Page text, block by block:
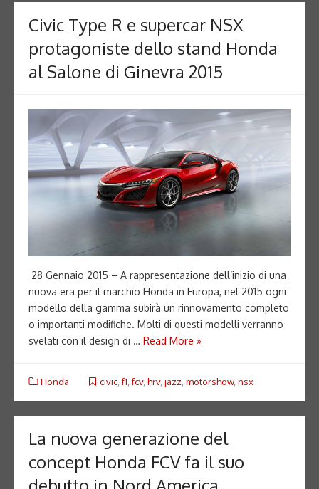
Civic Type R e supercar NSX
protagoniste dello stand Honda
al Salone di Ginevra 2015
28 Gennaio 2015 – A rappresentazione dell’inizio di una
nuova era per il marchio Honda in Europa, nel 2015 ogni
modello della gamma subirà un rinnovamento completo
o importanti modifiche. Molti di questi modelli verranno
svelati con il design di … Read More »
Honda civic,f1 ,fcv, hrv, jazz motorshow, nsx
La nuova generazione del
concept Honda FCV fa il suo